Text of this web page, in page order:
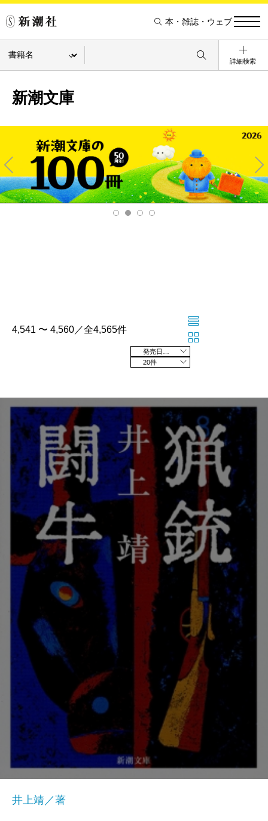
本・雑誌・ウェブ
詳細検索
新潮文庫
Pre
v
Ne
xt
4,541 〜 4,560／全4,565件
20件
井上靖／著